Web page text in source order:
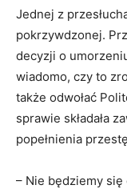
Jednej z
pokrzywdzonej.
decyzji o
wiadomo, czy to
także odwołać
sprawie składała
popełnienia
– Nie będziemy się